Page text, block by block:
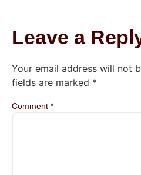
Leave a
Your email address will not
fields are marked *
Comment *